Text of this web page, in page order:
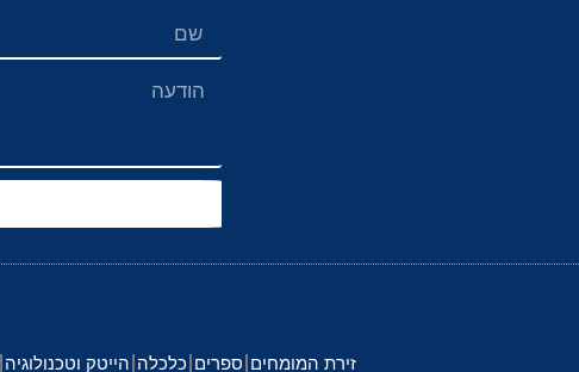
זירת המומחים ספרים כלכלה הייטק וטכנולוגיה